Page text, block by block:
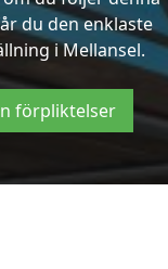
du den enklaste
i Mellansel.
förpliktelser